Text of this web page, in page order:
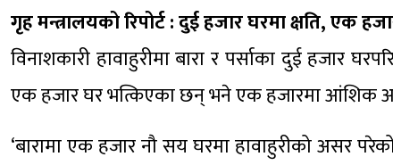
गृह मन्त्रालयको रिपोर्ट : दुई हजार घरमा क्षति, एक
विनाशकारी हावाहुरीमा बारा र पर्साका दुई हजार
एक हजार घर भत्किएका छन् भने एक हजारमा आंशिक
‘बारामा एक हजार नौ सय घरमा हावाहुरीको असर